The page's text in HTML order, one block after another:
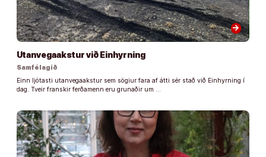
arrow_forward
Utanvegaakstur við Einhyrning
Samfélagið
Einn ljótasti utanvegaakstur sem sögiur fara af átti sér stað við Einhyrning í
dag. Tveir franskir ferðamenn eru grunaðir um …